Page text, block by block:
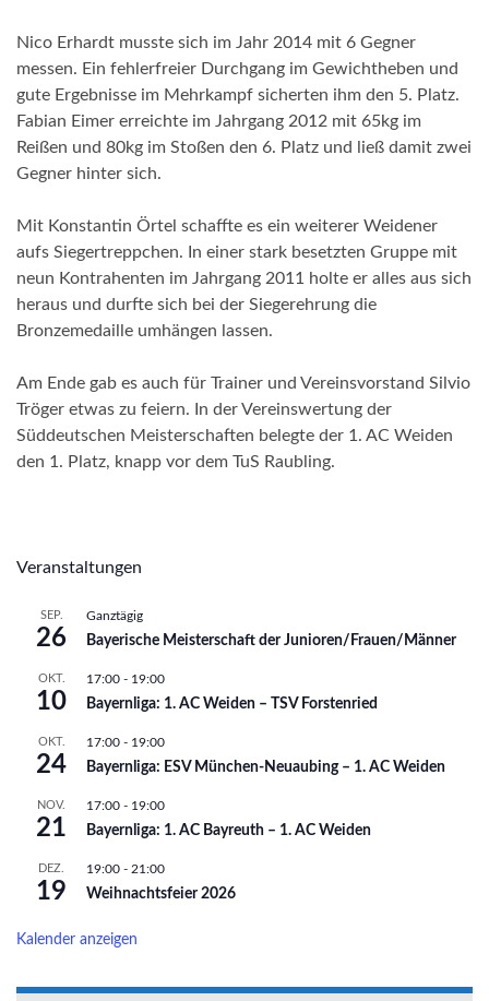
Nico Erhardt musste sich im Jahr 2014 mit 6 Gegner
messen. Ein fehlerfreier Durchgang im Gewichtheben und
gute Ergebnisse im Mehrkampf sicherten ihm den 5. Platz.
Fabian Eimer erreichte im Jahrgang 2012 mit 65kg im
Reißen und 80kg im Stoßen den 6. Platz und ließ damit zwei
Gegner hinter sich.
Mit Konstantin Örtel schaffte es ein weiterer Weidener
aufs Siegertreppchen. In einer stark besetzten Gruppe mit
neun Kontrahenten im Jahrgang 2011 holte er alles aus sich
heraus und durfte sich bei der Siegerehrung die
Bronzemedaille umhängen lassen.
Am Ende gab es auch für Trainer und Vereinsvorstand Silvio
Tröger etwas zu feiern. In der Vereinswertung der
Süddeutschen Meisterschaften belegte der 1. AC Weiden
den 1. Platz, knapp vor dem TuS Raubling.
Veranstaltungen
SEP.
26
Ganztägig
Bayerische Meisterschaft der Junioren/Frauen/Männer
OKT.
10
17:00 - 19:00
Bayernliga: 1. AC Weiden – TSV Forstenried
OKT.
24
17:00 - 19:00
Bayernliga: ESV München-Neuaubing – 1. AC Weiden
NOV.
21
17:00 - 19:00
Bayernliga: 1. AC Bayreuth – 1. AC Weiden
DEZ.
19
19:00 - 21:00
Weihnachtsfeier 2026
Kalender anzeigen